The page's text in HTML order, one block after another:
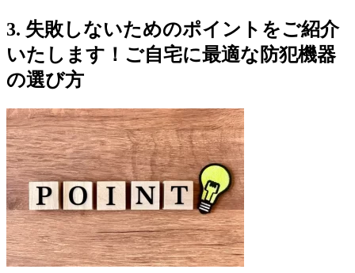
3. 失敗しないためのポイントをご紹介
いたします！ご自宅に最適な防犯機器
の選び方